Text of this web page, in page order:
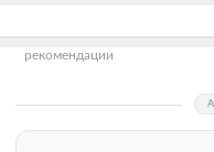
рекомендации